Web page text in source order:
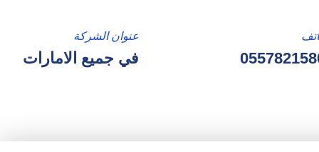
عنوان الشركة
في جميع الامارات